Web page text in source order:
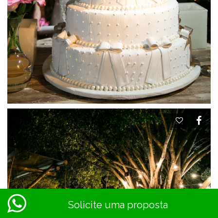
Solicite uma proposta